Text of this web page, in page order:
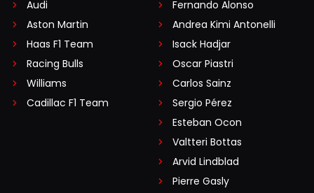
Audi
Aston Martin
Haas F1 Team
Racing Bulls
Williams
Cadillac F1 Team
Fernando Alonso
Andrea Kimi Antonelli
Isack Hadjar
Oscar Piastri
Carlos Sainz
Sergio Pérez
Esteban Ocon
Valtteri Bottas
Arvid Lindblad
Pierre Gasly